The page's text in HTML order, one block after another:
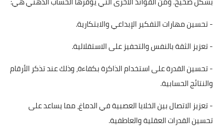
- تحسين مهارات التفكير الإبداعي والابتكارية.
- تعزيز الثقة بالنفس والتحفيز على الاستقلالية.
- تحسين القدرة على استخدام الذاكرة بكفاءة، وذلك عند تذكر الأرقام
والنتائج الحسابية.
- تعزيز الاتصال بين الخلايا العصبية في الدماغ، مما يساعد على
تحسين القدرات العقلية والعاطفية.